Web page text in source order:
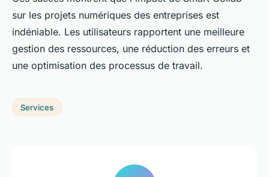
sur les projets numériques des entreprises est
indéniable. Les utilisateurs rapportent une meilleure
gestion des ressources, une réduction des erreurs et
une optimisation des processus de travail.
Services